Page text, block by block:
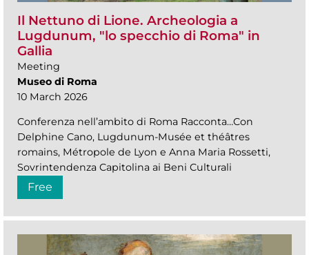
Il Nettuno di Lione. Archeologia a
Lugdunum, "lo specchio di Roma" in
Gallia
Meeting
Museo di Roma
10 March 2026
Conferenza nell’ambito di Roma Racconta…Con
Delphine Cano, Lugdunum-Musée et théâtres
romains, Métropole de Lyon e Anna Maria Rossetti,
Sovrintendenza Capitolina ai Beni Culturali
Free